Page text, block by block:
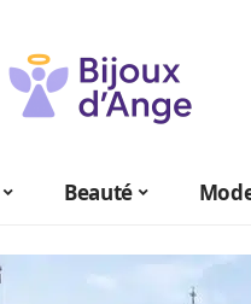
Beauté